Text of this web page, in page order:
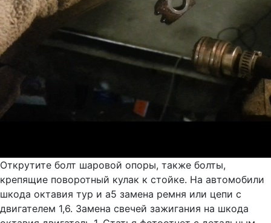
Открутите болт шаровой опоры, также болты,
крепящие поворотный кулак к стойке. На автомобили
шкода октавия тур и а5 замена ремня или цепи с
двигателем 1,6. Замена свечей зажигания на шкода